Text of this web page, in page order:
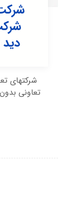
تعاونی